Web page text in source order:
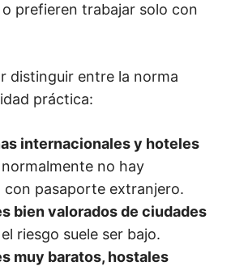
prefieren trabajar solo con
distinguir entre la norma
práctica:
internacionales y hoteles
normalmente no hay
con pasaporte extranjero.
bien valorados de ciudades
el riesgo suele ser bajo.
muy baratos, hostales